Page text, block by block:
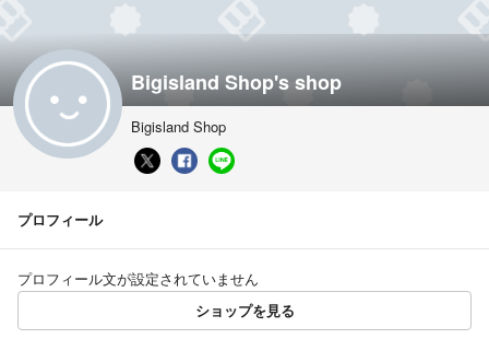
Bigisland Shop's shop
Bigisland Shop
プロフィール
プロフィール文が設定されていません
ショップを見る